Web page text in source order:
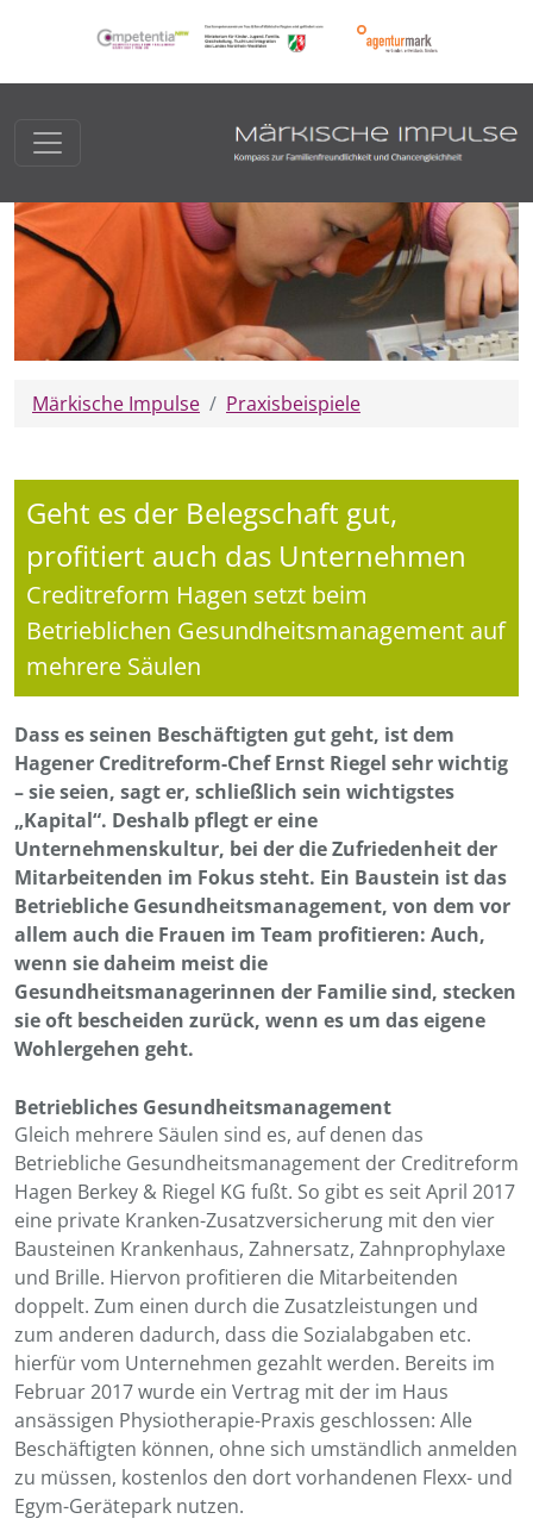
Märkische Impulse Praxisbeispiele
Geht es der Belegschaft gut,
profitiert auch das Unternehmen
Creditreform Hagen setzt beim
Betrieblichen Gesundheitsmanagement auf
mehrere Säulen
Dass es seinen Beschäftigten gut geht, ist dem
Hagener Creditreform-Chef Ernst Riegel sehr wichtig
– sie seien, sagt er, schließlich sein wichtigstes
„Kapital“. Deshalb pflegt er eine
Unternehmenskultur, bei der die Zufriedenheit der
Mitarbeitenden im Fokus steht. Ein Baustein ist das
Betriebliche Gesundheitsmanagement, von dem vor
allem auch die Frauen im Team profitieren: Auch,
wenn sie daheim meist die
Gesundheitsmanagerinnen der Familie sind, stecken
sie oft bescheiden zurück, wenn es um das eigene
Wohlergehen geht.
Betriebliches Gesundheitsmanagement
Gleich mehrere Säulen sind es, auf denen das
Betriebliche Gesundheitsmanagement der Creditreform
Hagen Berkey & Riegel KG fußt. So gibt es seit April 2017
eine private Kranken-Zusatzversicherung mit den vier
Bausteinen Krankenhaus, Zahnersatz, Zahnprophylaxe
und Brille. Hiervon profitieren die Mitarbeitenden
doppelt. Zum einen durch die Zusatzleistungen und
zum anderen dadurch, dass die Sozialabgaben etc.
hierfür vom Unternehmen gezahlt werden. Bereits im
Februar 2017 wurde ein Vertrag mit der im Haus
ansässigen Physiotherapie-Praxis geschlossen: Alle
Beschäftigten können, ohne sich umständlich anmelden
zu müssen, kostenlos den dort vorhandenen Flexx- und
Egym-Gerätepark nutzen.